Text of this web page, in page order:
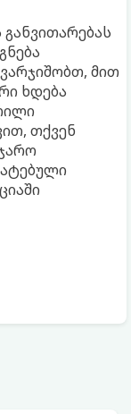
მით
ხდება
თქვენ